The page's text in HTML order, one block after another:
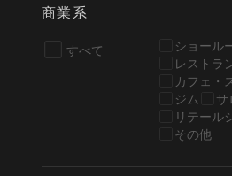
商業系
すべて ショール
レストラ
カフェ・
ジム
リテール
その他